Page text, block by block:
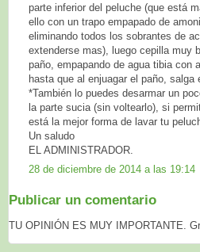
parte inferior del peluche (que está
ello con un trapo empapado de
eliminando todos los sobrantes de
extenderse mas), luego cepilla muy
paño, empapando de agua tibia con
hasta que al enjuagar el paño, salga
*También lo puedes desarmar un
la parte sucia (sin voltearlo), si
está la mejor forma de lavar tu
Un saludo
EL ADMINISTRADOR.
28 de diciembre de 2014 a las 19:14
Publicar un comentario
TU OPINIÓN ES MUY IMPORTANTE.